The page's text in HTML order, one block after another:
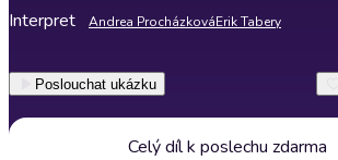
Interpret Andrea ProcházkováErik Tabery
Poslouchat ukázku
Celý díl k poslechu zdarma